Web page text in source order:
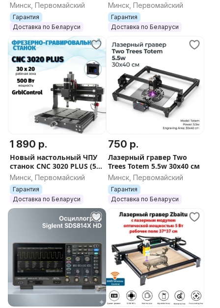
контроллер, 43×39 см) +
Гарантия 12 месяцев
Минск, Первомайский
Гарантия
Доставка по Беларуси
гравировальный станок с
ЧПУ CNC 4030 PRO (500 Вт,
400х300 мм)
Минск, Первомайский
Гарантия
Доставка по Беларуси
1 890 р.
Новый настольный ЧПУ
станок CNC 3020 PLUS (500
Вт, полностью
алюминиевый) +
Гарантия 12 месяцев
Минск, Первомайский
Гарантия
Доставка по Беларуси
750 р.
Лазерный гравер Two
Trees Totem 5.5w 30x40 см
Минск, Первомайский
Гарантия
Доставка по Беларуси